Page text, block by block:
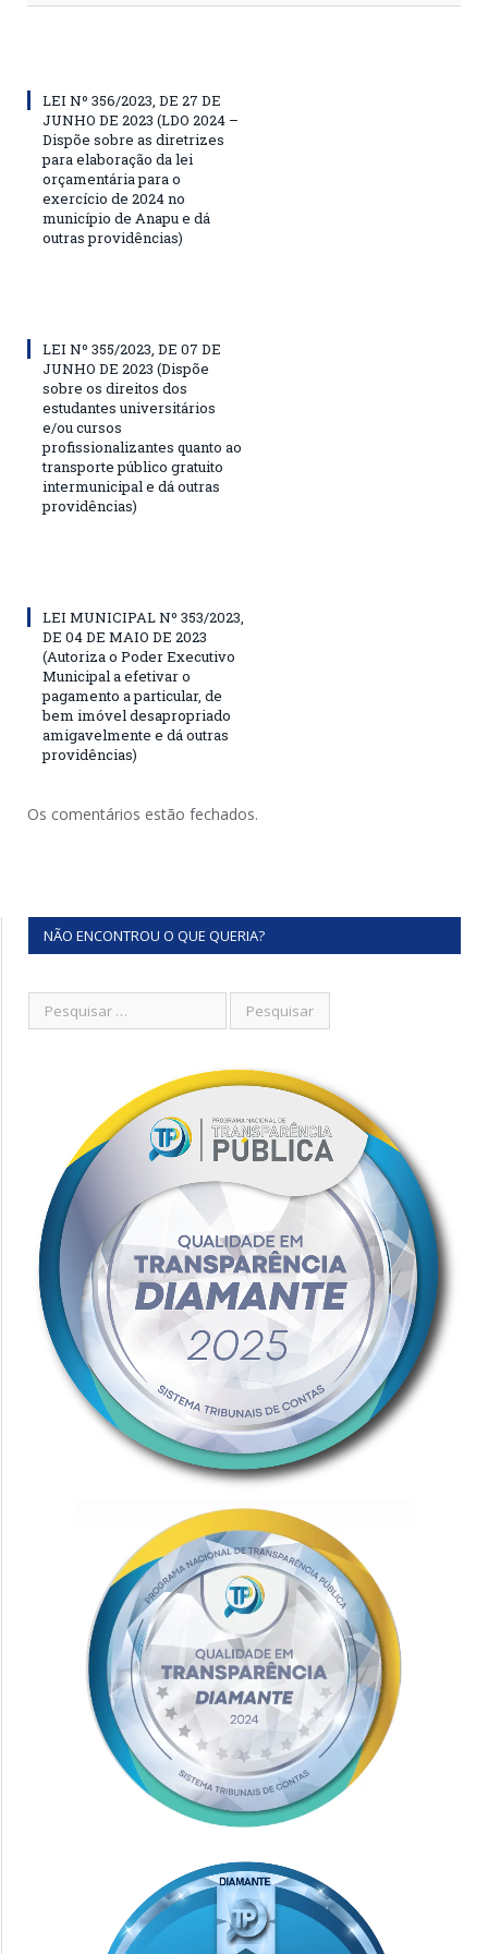
LEI Nº 356/2023, DE 27 DE
JUNHO DE 2023 (LDO 2024 –
Dispõe sobre as diretrizes
para elaboração da lei
orçamentária para o
exercício de 2024 no
município de Anapu e dá
outras providências)
LEI Nº 355/2023, DE 07 DE
JUNHO DE 2023 (Dispõe
sobre os direitos dos
estudantes universitários
e/ou cursos
profissionalizantes quanto ao
transporte público gratuito
intermunicipal e dá outras
providências)
LEI MUNICIPAL Nº 353/2023,
DE 04 DE MAIO DE 2023
(Autoriza o Poder Executivo
Municipal a efetivar o
pagamento a particular, de
bem imóvel desapropriado
amigavelmente e dá outras
providências)
Os comentários estão fechados.
NÃO ENCONTROU O QUE QUERIA?